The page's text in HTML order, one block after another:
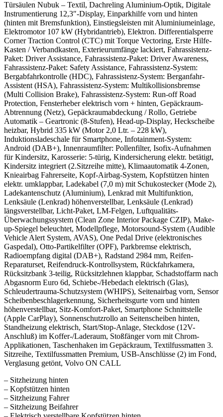
Türsäulen Nubuk – Textil, Dachreling Aluminium-Optik, Digitale
Instrumentierung 12,3″-Display, Einparkhilfe vorn und hinten
(hinten mit Bremsfunktion), Einstiegsleisten mit Aluminiumeinlage,
Elektromotor 107 kW (Hybridantrieb), Elektron. Differentialsperre
Corner Traction Control (CTC) mit Torque Vectoring, Erste Hilfe-
Kasten / Verbandkasten, Exterieurumfänge lackiert, Fahrassistenz-
Paket: Driver Assistance, Fahrassistenz-Paket: Driver Awareness,
Fahrassistenz-Paket: Safety Assistance, Fahrassistenz-System:
Bergabfahrkontrolle (HDC), Fahrassistenz-System: Berganfahr-
Assistent (HSA), Fahrassistenz-System: Multikollisionsbremse
(Multi Collision Brake), Fahrassistenz-System: Run-off Road
Protection, Fensterheber elektrisch vorn + hinten, Gepäckraum-
Abtrennung (Netz), Gepäckraumabdeckung / Rollo, Getriebe
Automatik – Geartronic (8-Stufen), Head-up-Display, Heckscheibe
heizbar, Hybrid 335 kW (Motor 2,0 Ltr. – 228 kW),
Induktionsladeschale für Smartphone, Infotainment-System:
Android (DAB+), Innenraumfilter: Pollenfilter, Isofix-Aufnahmen
für Kindersitz, Karosserie: 5-türig, Kindersicherung elektr. betätigt,
Kindersitz integriert (2.Sitzreihe mitte), Klimaautomatik 4-Zonen,
Knieairbag Fahrerseite, Kopf-Airbag-System, Kopfstützen hinten
elektr. umklappbar, Ladekabel (7,0 m) mit Schukostecker (Mode 2),
Ladekantenschutz (Aluminium), Lenkrad mit Multifunktion,
Lenksäule (Lenkrad) höhenverstellbar, Lenksäule (Lenkrad)
längsverstellbar, Licht-Paket, LM-Felgen, Luftqualitäts-
Überwachungssystem (Clean Zone Interior Package CZIP), Make-
up-Spiegel beleuchtet, Modellpflege, Motorsound-System (Audible
Vehicle Alert System, AVAS), One Pedal Drive (elektronisches
Gaspedal), Otto-Partikelfilter (OPF), Parkbremse elektrisch,
Radioempfang digital (DAB+), Radstand 2984 mm, Reifen-
Reparaturset, Reifendruck-Kontrollsystem, Rückfahrkamera,
Rücksitzbank 3-teilig, Rücksitzlehnen klappbar, Schadstoffarm nach
Abgasnorm Euro 6d, Schiebe-/Hebedach elektrisch (Glas),
Schleudertrauma-Schutzsystem (WHIPS), Seitenairbag vorn, Sensor
Scheibenbeschlagerkennung, Sicherheitsgurte vorn und hinten
höhenverstellbar, Sitz-Komfort-Paket, Smartphone Schnittstelle
(Apple CarPlay), Sonnenschutzrollo an Seitenscheiben hinten,
Standheizung elektrisch, Start/Stop-Anlage, Steckdose (12V-
Anschluß) im Koffer-/Laderaum, Stoßfänger vorn mit Chrom-
Applikationen, Taschenhaken im Gepäckraum, Textilfussmatten 3.
Sitzreihe, Textilfussmatten Premium, USB-Anschlüsse (2) im Fond,
Verglasung getönt, Volvo ON CALL
– Sitzheizung hinten
– Kopfstützen hinten
– Sitzheizung Fahrer
– Sitzheizung Beifahrer